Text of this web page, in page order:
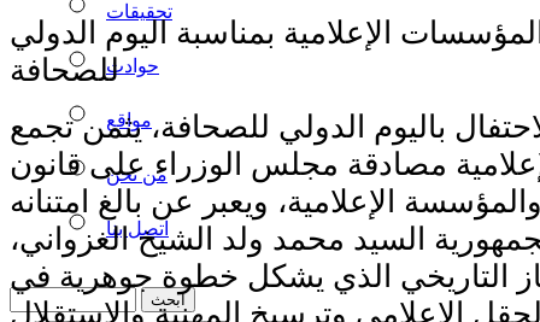
تحقيقات
حوادث
مواقع
من نحن
اتصل بنا
الإعلامية بمناسبة اليوم الدولي
للصحافة
باليوم الدولي للصحافة، يثمن تجمع
مصادقة مجلس الوزراء على قانون
الإعلامية، ويعبر عن بالغ امتنانه
السيد محمد ولد الشيخ الغزواني،
التاريخي الذي يشكل خطوة جوهرية في